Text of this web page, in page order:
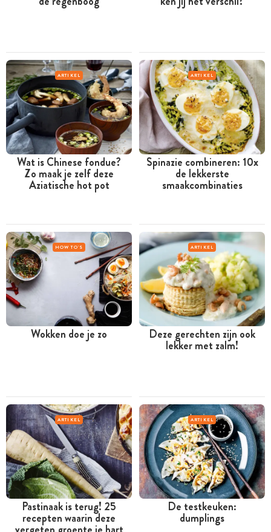
ARTIKEL
Wat is Chinese fondue?
Zo maak je zelf deze
Aziatische hot pot
ARTIKEL
Spinazie combineren: 10x
de lekkerste
smaakcombinaties
HOW TO'S
Wokken doe je zo
ARTIKEL
Deze gerechten zijn ook
lekker met zalm!
ARTIKEL
Pastinaak is terug! 25
recepten waarin deze
ARTIKEL
De testkeuken:
dumplings